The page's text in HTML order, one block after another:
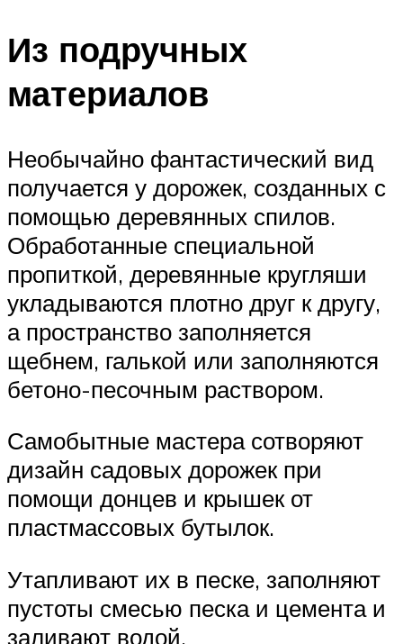
Из подручных
материалов
Необычайно фантастический вид
получается у дорожек, созданных с
помощью деревянных спилов.
Обработанные специальной
пропиткой, деревянные кругляши
укладываются плотно друг к другу,
а пространство заполняется
щебнем, галькой или заполняются
бетоно-песочным раствором.
Самобытные мастера сотворяют
дизайн садовых дорожек при
помощи донцев и крышек от
пластмассовых бутылок.
Утапливают их в песке, заполняют
пустоты смесью песка и цемента и
заливают водой.